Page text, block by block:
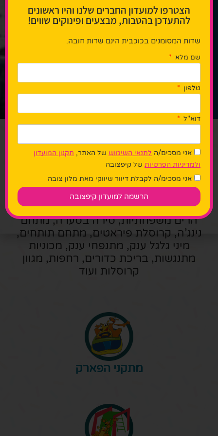
קיפצובה אטרקציות
פארק קיפצובה, פארק שעשועים וחוויות
המתאים לבילוי משפחתי ומיועד לגילאי
שנה עד 14. הפארק, שחלק ממתקניו
מקורים וחלקם באוויר הפתוח, מציע חוויה
מהנה לכל המשפחה עם מגוון פעילויות.
ביןמתקני הפארקתוכלו ליהנות מרכבות
הרים משפחתיות, סירה בסערה, מתחם
נינג’ה, קרוסלת פיראטים, מתחם תותחים,
מיני גלגל ענק, מתנפחי ענק, מכוניות
מתנגשות, בריכת כדורים, רחפות, מגוון
קרוסלות ועוד
מתקני הפארק
הצטרפו למועדון החברים שלנו והיו ראשונים
להתעדכן בהטבות, מבצעים ופינוקים שווים!
שדות המסומנים בכוכבית הינם שדות חובה.
שם מלא
טלפון
דוא"ל
אני מסכים/ה לתנאי השימוש של האתר, תקנון המועדון
ולמדיניות הפרטיות של קיפצובה
אני מסכימ/ה לקבלת דיוור שיווקי מאת מלון צובה
הרשמה למועדון קיפצובה